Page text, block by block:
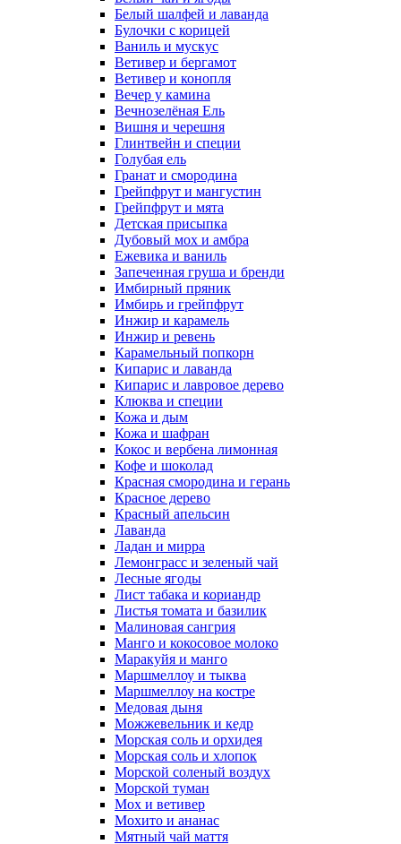
Белый шалфей и лаванда
Булочки с корицей
Ваниль и мускус
Ветивер и бергамот
Ветивер и конопля
Вечер у камина
Вечнозелёная Ель
Вишня и черешня
Глинтвейн и специи
Голубая ель
Гранат и смородина
Грейпфрут и мангустин
Грейпфрут и мята
Детская присыпка
Дубовый мох и амбра
Ежевика и ваниль
Запеченная груша и бренди
Имбирный пряник
Имбирь и грейпфрут
Инжир и карамель
Инжир и ревень
Карамельный попкорн
Кипарис и лаванда
Кипарис и лавровое дерево
Клюква и специи
Кожа и дым
Кожа и шафран
Кокос и вербена лимонная
Кофе и шоколад
Красная смородина и герань
Красное дерево
Красный апельсин
Лаванда
Ладан и мирра
Лемонграсс и зеленый чай
Лесные ягоды
Лист табака и кориандр
Листья томата и базилик
Малиновая сангрия
Манго и кокосовое молоко
Маракуйя и манго
Маршмеллоу и тыква
Маршмеллоу на костре
Медовая дыня
Можжевельник и кедр
Морская соль и орхидея
Морская соль и хлопок
Морской соленый воздух
Морской туман
Мох и ветивер
Мохито и ананас
Мятный чай маття